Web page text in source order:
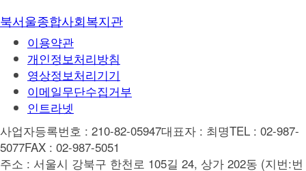
북서울종합사회복지관
이용약관
개인정보처리방침
영상정보처리기기
이메일무단수집거부
인트라넷
사업자등록번호 : 210-82-05947대표자 : 최명TEL : 02-987-
5077FAX : 02-987-5051
주소 : 서울시 강북구 한천로 105길 24, 상가 202동 (지번:번